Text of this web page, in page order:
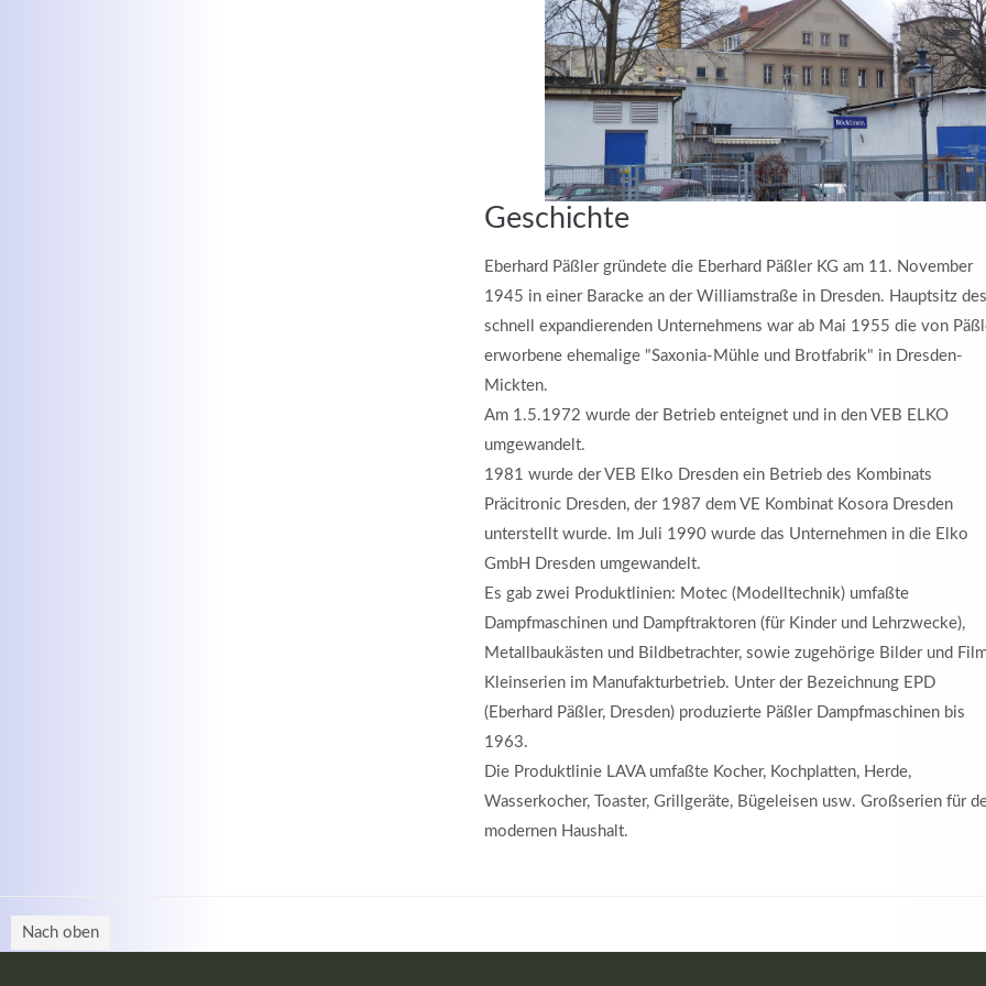
Geschichte
Eberhard Päßler gründete die Eberhard Päßler KG am 11. November
1945 in einer Baracke an der Williamstraße in Dresden. Hauptsitz des
schnell expandierenden Unternehmens war ab Mai 1955 die von
erworbene ehemalige "Saxonia-Mühle und Brotfabrik" in Dresden-
Mickten.
Am 1.5.1972 wurde der Betrieb enteignet und in den VEB ELKO
umgewandelt.
1981 wurde der VEB Elko Dresden ein Betrieb des Kombinats
Präcitronic Dresden, der 1987 dem VE Kombinat Kosora Dresden
unterstellt wurde. Im Juli 1990 wurde das Unternehmen in die Elko
GmbH Dresden umgewandelt.
Es gab zwei Produktlinien: Motec (Modelltechnik) umfaßte
Dampfmaschinen und Dampftraktoren (für Kinder und Lehrzwecke),
Metallbaukästen und Bildbetrachter, sowie zugehörige Bilder und
Kleinserien im Manufakturbetrieb. Unter der Bezeichnung EPD
(Eberhard Päßler, Dresden) produzierte Päßler Dampfmaschinen bis
1963.
Die Produktlinie LAVA umfaßte Kocher, Kochplatten, Herde,
Wasserkocher, Toaster, Grillgeräte, Bügeleisen usw. Großserien für
modernen Haushalt.
Nach oben